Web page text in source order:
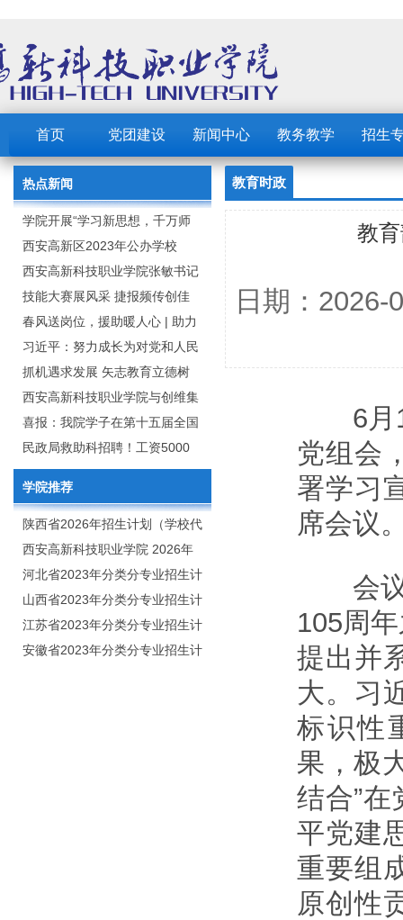
首页 党团建设 新闻中心 教务教学 招生
热点新闻
学院开展“学习新思想，千万师
生同上一堂课”活动
西安高新区2023年公办学校
（园） 公开招聘教职工公告
西安高新科技职业学院张敏书记
为全院师生党员上党课
技能大赛展风采 捷报频传创佳
绩：西安高新科技职业学院师生
在2023年陕西省职业技能大赛中
取佳绩
春风送岗位，援助暖人心 | 助力
毕业生求职就业
习近平：努力成长为对党和人民
忠诚可靠、堪当时代重任的栋梁
之才
抓机遇求发展 矢志教育立德树
人：西安高新科技职业学院召开
2020年年终总结暨表彰网络视频
会
西安高新科技职业学院与创维集
团举行校企合作签约仪式
喜报：我院学子在第十五届全国
大学生广告艺术大赛（大广
赛）、第十一届未来设计师.高校
数字艺术设计大赛（NCDA）国
赛中喜获佳绩
民政局救助科招聘！工资5000
元/月
学院推荐
陕西省2026年招生计划（学校代
码：8103）
西安高新科技职业学院 2026年
招生章程
河北省2023年分类分专业招生计
划（院校代号：1889）
山西省2023年分类分专业招生计
划（院校代号：5560）
江苏省2023年分类分专业招生计
划（院校代号：8931）
安徽省2023年分类分专业招生计
教育时政
教
日期：
6月18
党组会
署学习
席会议
会议
105周
提出并
大。习
标识性
果，极
结合”
平党建
重要组
原创性